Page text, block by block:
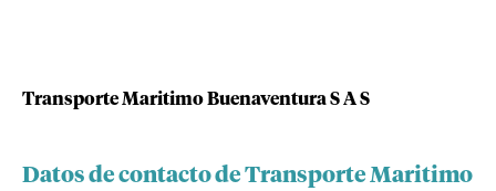
Transporte Maritimo Buenaventura S A S
Datos de contacto de Transporte Maritimo